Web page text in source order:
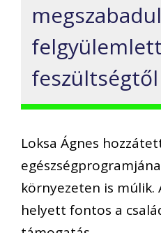
felgyülemlett
feszültségtől
Loksa Ágnes
környezeten is
helyett fontos a